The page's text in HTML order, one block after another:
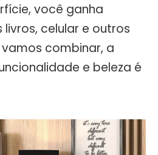
você ganha
celular e outros
vamos combinar, a
e beleza é